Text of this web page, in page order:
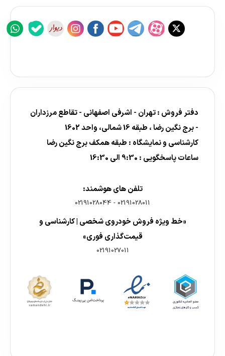
دفتر فروش : تهران - اشرفی اصفهانی - تقاطع مرزداران
- برج نگین رضا ، طبقه 16 شمالی، واحد 1602
کارشناسی و نمایشگاه : طبقه همکف برج نگین رضا
ساعات پاسخگویی : 9:30 الی 16:30
تلفن های هوشمند:
02191028011
-
02191028044
«خط ویژه فروش خودروی شخصی | کارشناسی و
قیمت‌گذاری فوری»
02191027011